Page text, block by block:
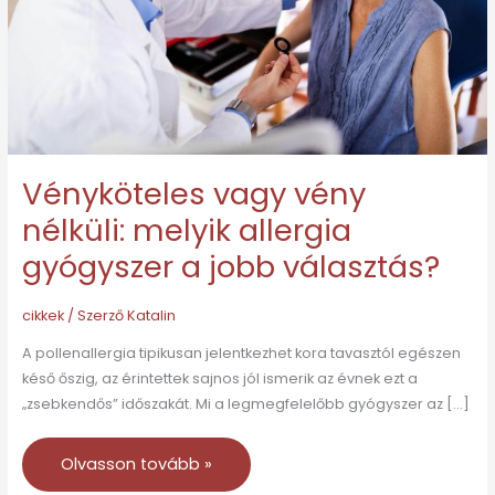
Vényköteles vagy vény
nélküli: melyik allergia
gyógyszer a jobb választás?
cikkek/ SzerzőKatalin
A pollenallergia tipikusan jelentkezhet kora tavasztól egészen
késő őszig, az érintettek sajnos jól ismerik az évnek ezt a
„zsebkendős” időszakát. Mi a legmegfelelőbb gyógyszer az […]
allergia
Olvasson tovább »